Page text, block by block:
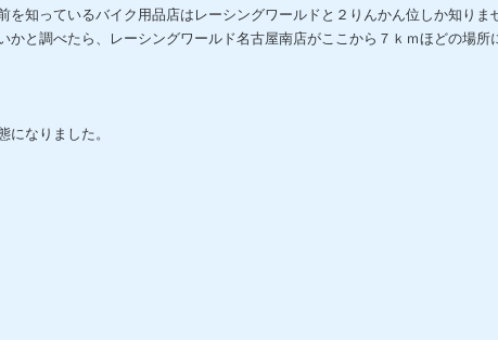
を知っているバイク用品店はレーシングワールドと２りんかん位しか知りま
かと調べたら、レーシングワールド名古屋南店がここから７ｋｍほどの場所
になりました。